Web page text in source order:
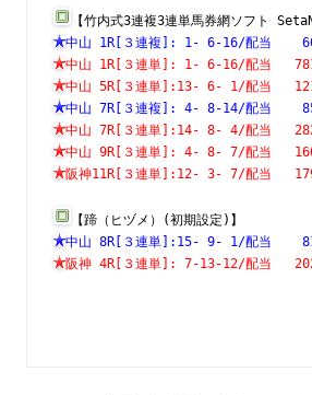
【竹内式3連複3連単馬券網ソフト
中山 1R[３連複]: 1- 6-16/
中山 1R[３連単]: 1- 6-16/
中山 5R[３連単]:13- 6- 1/
中山 7R[３連複]: 4- 8-14/
中山 7R[３連単]:14- 8- 4/
中山 9R[３連単]: 4- 8- 7/配当
阪神11R[３連単]:12- 3- 7/配当
【蹄（ヒヅメ）(初期設定)】
中山 8R[３連単]:15- 9- 1/
阪神 4R[３連単]: 7-13-12/